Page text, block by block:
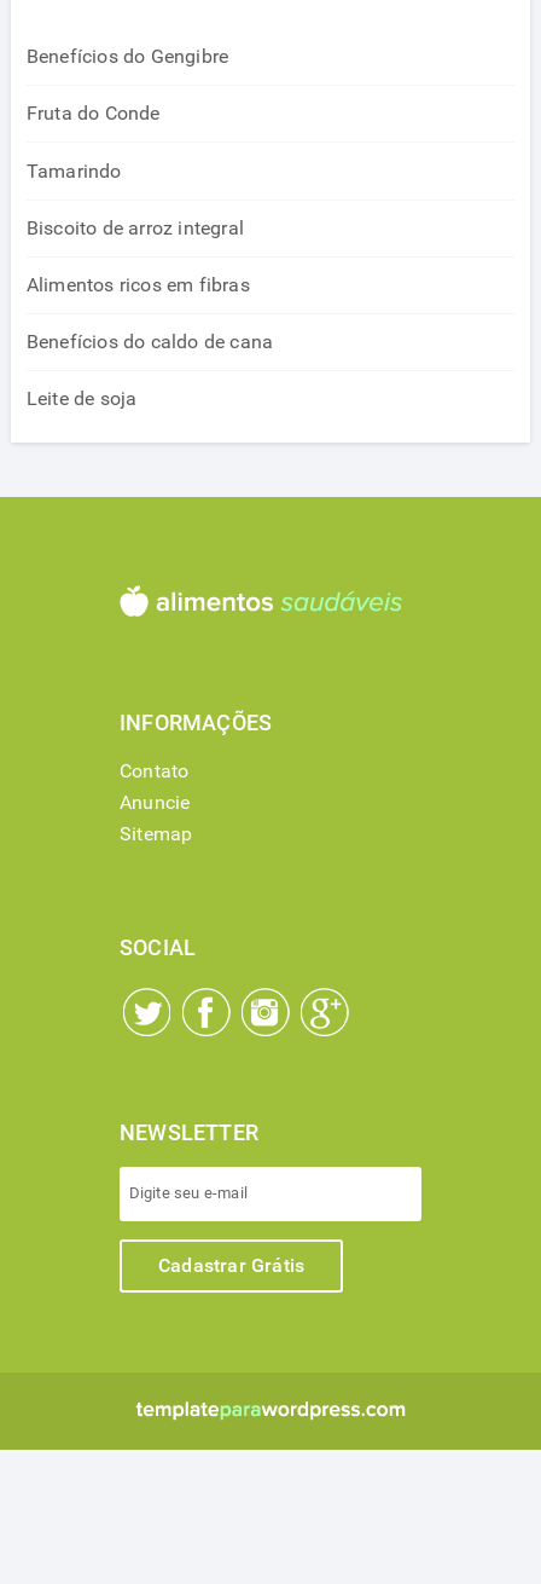
Benefícios do Gengibre
Fruta do Conde
Tamarindo
Biscoito de arroz integral
Alimentos ricos em fibras
Benefícios do caldo de cana
Leite de soja
INFORMAÇÕES
Contato
Anuncie
Sitemap
SOCIAL
NEWSLETTER